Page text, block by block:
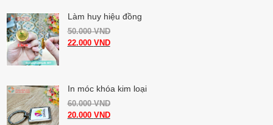
Làm huy hiệu đồng
50.000VND
22.000 VND
In móc khóa kim loại
60.000VND
20.000 VND